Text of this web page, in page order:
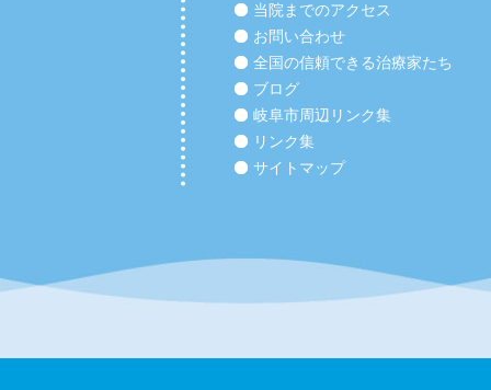
当院までのアクセス
お問い合わせ
全国の信頼できる治療家たち
ブログ
岐阜市周辺リンク集
リンク集
サイトマップ